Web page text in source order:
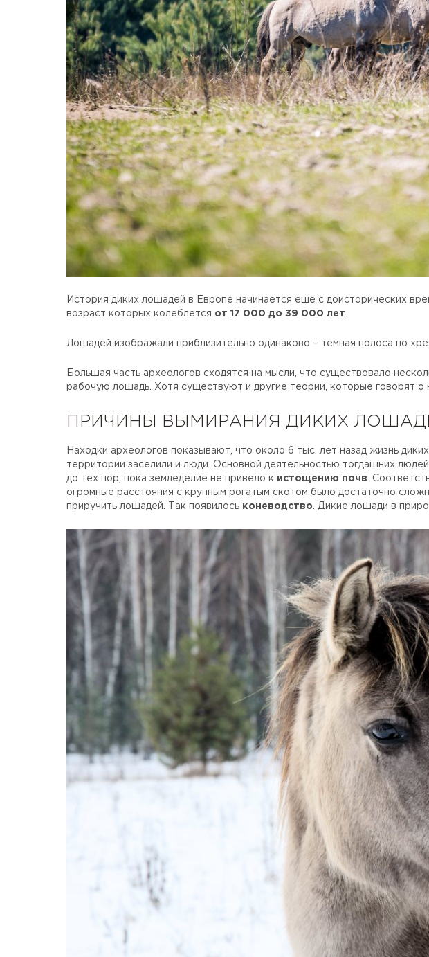
История диких лошадей в Европе начинается еще с доисторических
возраст которых колеблется от 17 000 до 39 000 лет
Лошадей изображали приблизительно одинаково – темная полоса по
Большая часть археологов сходятся на мысли, что существовало
рабочую лошадь. Хотя существуют и другие теории, которые говорят о
ПРИЧИНЫ ВЫМИРАНИЯ ДИКИХ
Находки археологов показывают, что около 6 тыс. лет назад жизнь
территории заселили и люди. Основной деятельностью тогдашних
до тех пор, пока земледелие не привело к истощению почв .
огромные расстояния с крупным рогатым скотом было достаточно
приручить лошадей. Так появилось коневодство . Дикие лошади в